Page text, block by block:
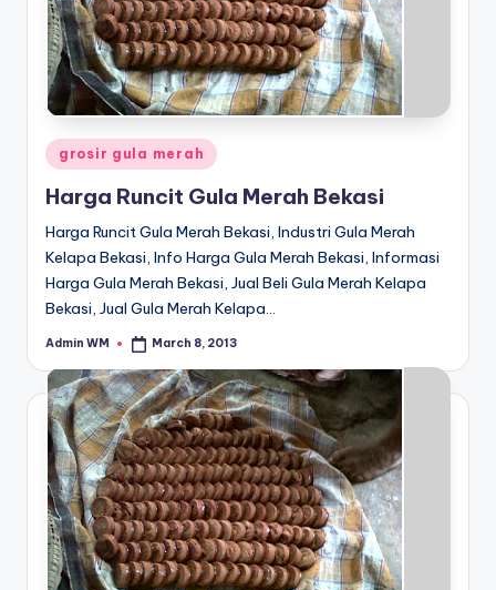
Posted
in
grosir gula merah
Harga Runcit Gula Merah Bekasi
Harga Runcit Gula Merah Bekasi, Industri Gula Merah
Kelapa Bekasi, Info Harga Gula Merah Bekasi, Informasi
Harga Gula Merah Bekasi, Jual Beli Gula Merah Kelapa
Bekasi, Jual Gula Merah Kelapa…
Posted
Admin WM March 8, 2013